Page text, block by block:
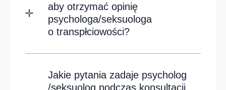
aby otrzymać opinię
psychologa/seksuologa
o transpłciowości?
Jakie pytania zadaje psycholog
/seksuolog podczas konsultacji